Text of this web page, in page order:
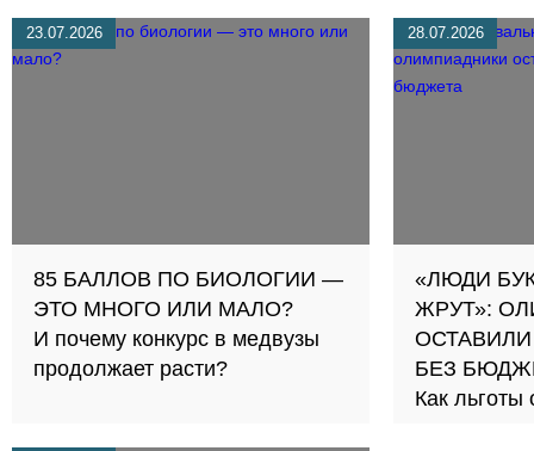
23.07.2026
85 БАЛЛОВ ПО БИОЛОГИИ —
ЭТО МНОГО ИЛИ МАЛО?
И почему конкурс в медвузы
продолжает расти?
28.07.2026
«ЛЮДИ
ЖРУТ»:
БЕЗ
Как льготы